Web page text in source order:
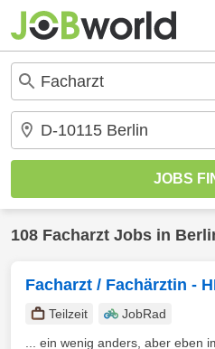
108 Facharzt Jobs in
Facharzt / Fachärztin -
Teilzeit
JobRad
... ein wenig anders, aber eben